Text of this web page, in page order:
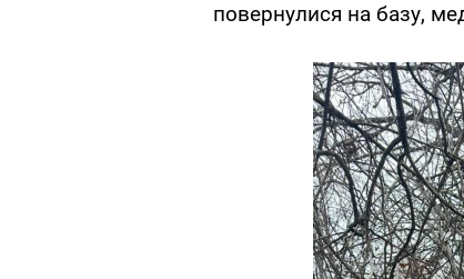
повернулися на базу,